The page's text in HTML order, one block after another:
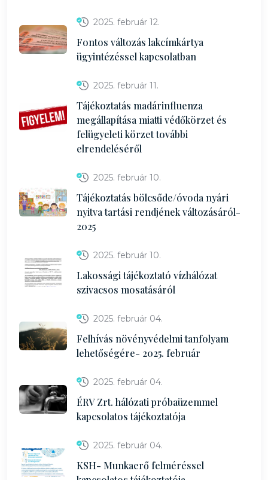
2025. február 12.
Fontos változás lakcímkártya
ügyintézéssel kapcsolatban
2025. február 11.
Tájékoztatás madárinfluenza
megállapítása miatti védőkörzet és
felügyeleti körzet további
elrendeléséről
2025. február 10.
Tájékoztatás bölcsőde/óvoda nyári
nyitva tartási rendjének változásáról-
2025
2025. február 10.
Lakossági tájékoztató vízhálózat
szivacsos mosatásáról
2025. február 04.
Felhívás növényvédelmi tanfolyam
lehetőségére- 2025. február
2025. február 04.
ÉRV Zrt. hálózati próbaüzemmel
kapcsolatos tájékoztatója
2025. február 04.
KSH- Munkaerő felméréssel